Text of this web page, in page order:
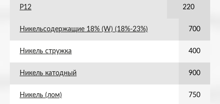
Р12 220
Никельсодержащие 18% (W) (18%-23%) 700
Никель стружка 400
Никель катодный 900
Никель (лом) 750